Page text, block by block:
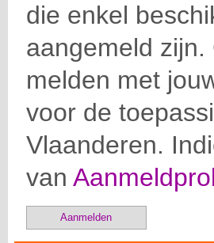
die enkel
aangemeld
melden met
voor de
Vlaanderen.
van
Aanmelden